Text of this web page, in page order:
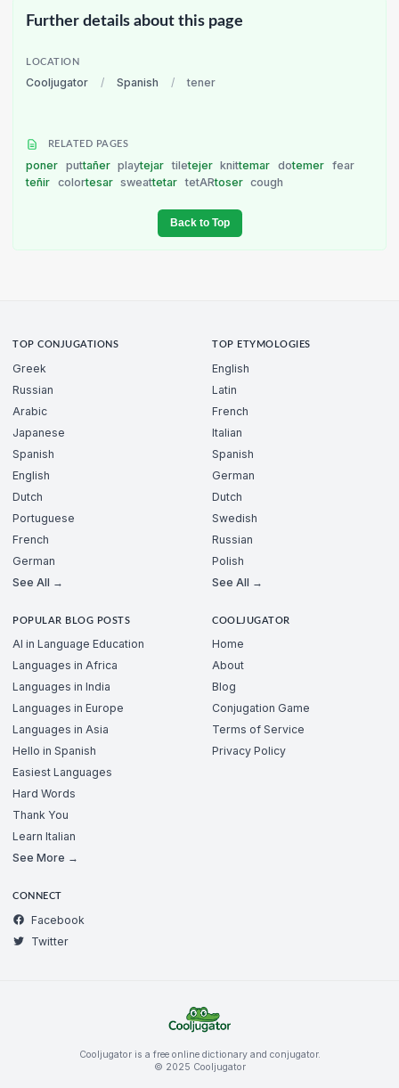
Further details about this page
LOCATION
Cooljugator / Spanish / tener
RELATED PAGES
poner puttañer playtejar tiletejer knittemar dotemer fear
teñir colortesar sweattetar tetARtoser cough
Back to Top
TOP CONJUGATIONS
Greek
Russian
Arabic
Japanese
Spanish
English
Dutch
Portuguese
French
German
See All →
TOP ETYMOLOGIES
English
Latin
French
Italian
Spanish
German
Dutch
Swedish
Russian
Polish
See All →
POPULAR BLOG POSTS
AI in Language Education
Languages in Africa
Languages in India
Languages in Europe
Languages in Asia
Hello in Spanish
Easiest Languages
Hard Words
Thank You
Learn Italian
See More →
COOLJUGATOR
Home
About
Blog
Conjugation Game
Terms of Service
Privacy Policy
CONNECT
Facebook
Twitter
Cooljugator is a free online dictionary and conjugator.
© 2025 Cooljugator